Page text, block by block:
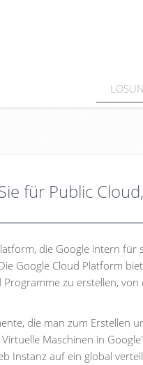
für Public
die Google intern für
Google Cloud Platform
zu erstellen,
die man zum Erstellen
Maschinen in
Instanz auf ein global